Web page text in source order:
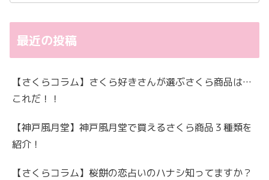
最近の投稿
【さくらコラム】さくら好きさんが選ぶさくら商品は…
これだ！！
【神戸風月堂】神戸風月堂で買えるさくら商品３種類を
紹介！
【さくらコラム】桜餅の恋占いのハナシ知ってますか？